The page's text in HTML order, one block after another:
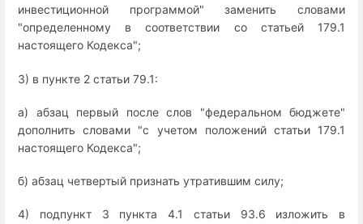
инвестиционной программой" заменить словами
"определенному в соответствии со статьей 179.1
настоящего Кодекса";
3) в пункте 2 статьи 79.1:
а) абзац первый после слов "федеральном бюджете"
дополнить словами "с учетом положений статьи 179.1
настоящего Кодекса";
б) абзац четвертый признать утратившим силу;
4) подпункт 3 пункта 4.1 статьи 93.6 изложить в